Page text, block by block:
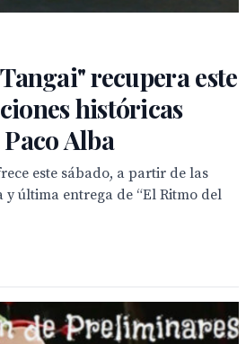
recupera este
históricas
Alba
este sábado, a partir de las
y última entrega de “El Ritmo del